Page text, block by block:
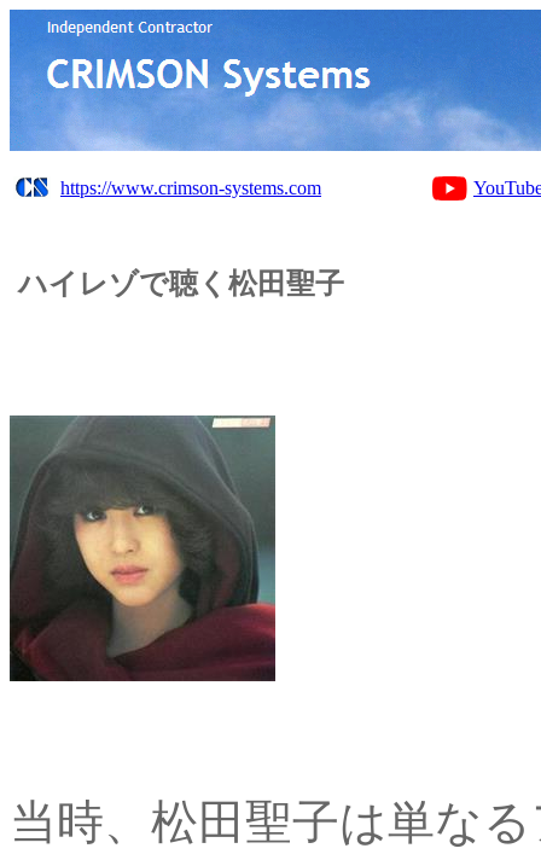
https://www.crimson-systems.com
ハイレゾで聴く松田聖子
当時、松田聖子は単な